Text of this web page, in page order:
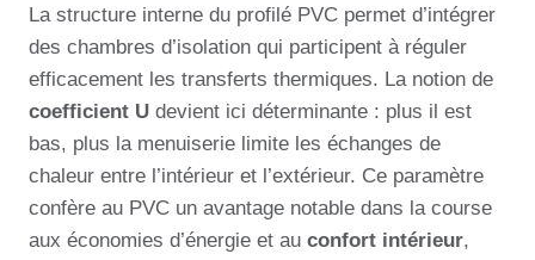
La structure interne du profilé PVC permet d’intégrer
des chambres d’isolation qui participent à réguler
efficacement les transferts thermiques. La notion de
coefficient U devient ici déterminante : plus il est
bas, plus la menuiserie limite les échanges de
chaleur entre l’intérieur et l’extérieur. Ce paramètre
confère au PVC un avantage notable dans la course
aux économies d’énergie et au confort intérieur,